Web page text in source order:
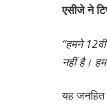
एसीजे ने
“हमने
नहीं है।
यह जनहित